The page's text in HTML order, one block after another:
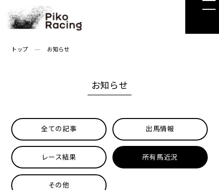
to
content
トップ お知らせ
お知らせ
全ての記事 出馬情報
レース結果 所有馬近況
その他